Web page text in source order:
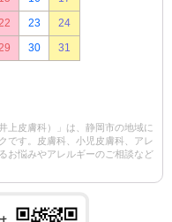
23
24
30 31
上皮膚科）」は、静岡市の地域に
です。皮膚科、小児皮膚科、アレ
お悩みやアレルギーのご相談など